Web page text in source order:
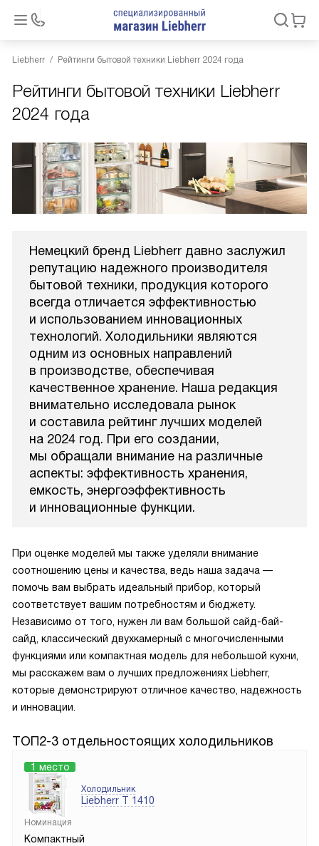
Liebherr Рейтинги бытовой техники Liebherr 2024 года
Рейтинги бытовой техники Liebherr
2024 года
Немецкий бренд Liebherr давно заслужил
репутацию надежного производителя
бытовой техники, продукция которого
всегда отличается эффективностью
и использованием инновационных
технологий. Холодильники являются
одним из основных направлений
в производстве, обеспечивая
качественное хранение. Наша редакция
внимательно исследовала рынок
и составила рейтинг лучших моделей
на 2024 год. При его создании,
мы обращали внимание на различные
аспекты: эффективность хранения,
емкость, энергоэффективность
и инновационные функции.
При оценке моделей мы также уделяли внимание
соотношению цены и качества, ведь наша задача —
помочь вам выбрать идеальный прибор, который
соответствует вашим потребностям и бюджету.
Независимо от того, нужен ли вам большой сайд-бай-
сайд, классический двухкамерный с многочисленными
функциями или компактная модель для небольшой кухни,
мы расскажем вам о лучших предложениях Liebherr,
которые демонстрируют отличное качество, надежность
и инновации.
ТОП2-3 отдельностоящих холодильников
1 место
Холодильник
Liebherr T 1410
Номинация
Компактный